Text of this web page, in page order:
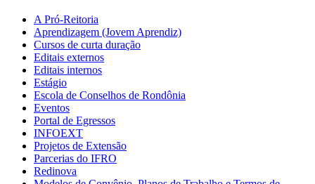
A Pró-Reitoria
Aprendizagem (Jovem Aprendiz)
Cursos de curta duração
Editais externos
Editais internos
Estágio
Escola de Conselhos de Rondônia
Eventos
Portal de Egressos
INFOEXT
Projetos de Extensão
Parcerias do IFRO
Redinova